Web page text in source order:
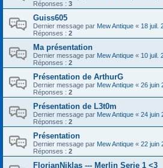
Réponses : 3
Guiss605
Dernier message par Mew Antique « 18 juil.
Réponses : 2
Ma présentation
Dernier message par Mew Antique « 10 juil.
Réponses : 2
Présentation de ArthurG
Dernier message par Mew Antique « 26 juin
Réponses : 2
Présentation de L3t0m
Dernier message par Mew Antique « 24 juin
Réponses : 2
Présentation
Dernier message par Mew Antique « 22 juin
Réponses : 2
FlorianNiklas --- Merlin Serie 1 <3